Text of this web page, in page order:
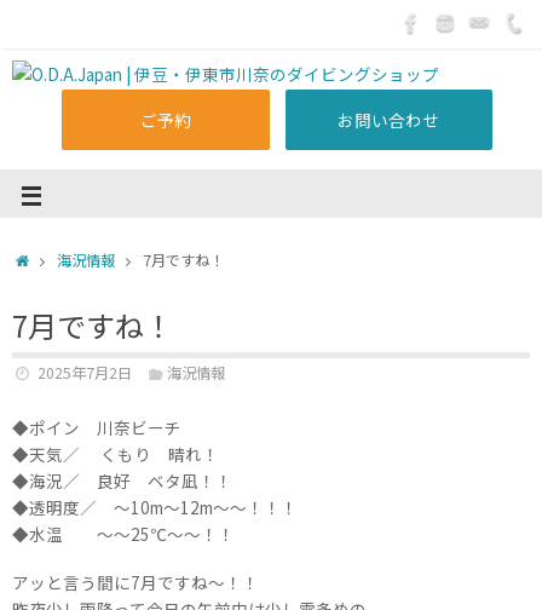
ご予約 お問い合わせ
海況情報 7月ですね！
7月ですね！
2025年7月2日 海況情報
◆ポイン 川奈ビーチ
◆天気／ くもり 晴れ！
◆海況／ 良好 ベタ凪！！
◆透明度／ ～10m～12m～～！！！
◆水温 ～～25℃～～！！
アッと言う間に7月ですね～！！